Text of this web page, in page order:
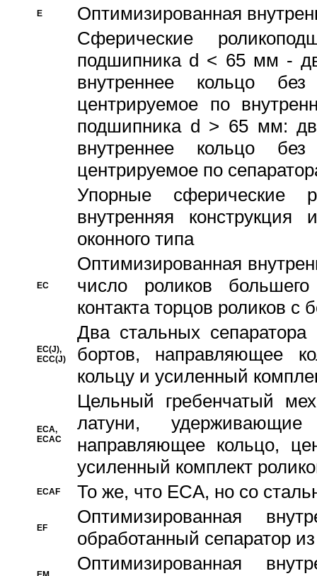
E
Оптимизированная
Сферические
подшипника d < 65 мм -
внутреннее кольцо
центрируемое по
подшипника d > 65 мм:
внутреннее кольцо
центрируемое по
Упорные сферические
внутренняя
оконного типа
EC
Oптимизированная
число роликов
контакта торцов роликов с
EC(J),
ECC(J)
Два стальных сепаратора
бортов, направляющее
кольцу и усиленный
ECA,
ECAC
Цельный гребенчатый
латуни,
направляющее кольцо,
усиленный комплект
ECAF То же, что ECA, но со
EF
Оптимизированная
обработанный сепаратор
Оптимизированная